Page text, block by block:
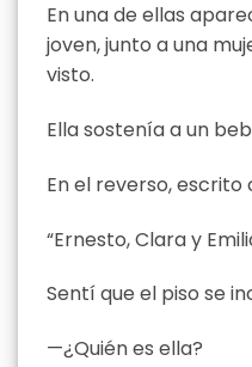
En una de ellas
joven, junto a una
visto.
Ella sostenía a un
En el reverso,
“Ernesto, Clara y
Sentí que el piso se
—¿Quién es ella?